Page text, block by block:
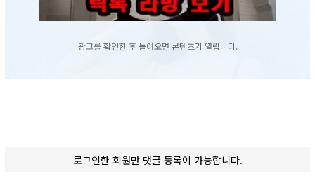
광고를 확인한 후 돌아오면 콘텐츠가 열립니다.
로그인한 회원만 댓글 등록이 가능합니다.